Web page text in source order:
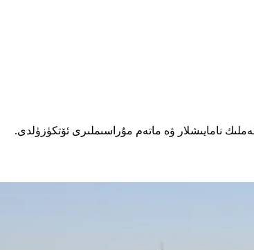
نامايىشلار ۋە ماتەم مۇراسىملىرى ئۆتكۈزۈلدى.